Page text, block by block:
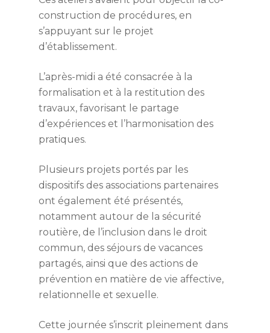
construction de procédures, en
s’appuyant sur le projet
d’établissement.
L’après-midi a été consacrée à la
formalisation et à la restitution des
travaux, favorisant le partage
d’expériences et l’harmonisation des
pratiques.
Plusieurs projets portés par les
dispositifs des associations partenaires
ont également été présentés,
notamment autour de la sécurité
routière, de l’inclusion dans le droit
commun, des séjours de vacances
partagés, ainsi que des actions de
prévention en matière de vie affective,
relationnelle et sexuelle.
Cette journée s’inscrit pleinement dans
Accueil
Association
Organigramme
DITEP Les ateliers
thérapeutiques et
DITEP La scolarité et
formation
DITEP Les pros
DITEP L’admission
AEMO du Gard
AEMO du Gard Les
professionnels du
AEMO du Gard la
éducative
Contact Service AEMO
MECS Colibris
Contact Colibris
SIE
SIE Les
service
SIE La mesure
Contact SIE
AEMO Lozère
AEMO Lozère Les
professionnels du
éducative
Contact
Candidature